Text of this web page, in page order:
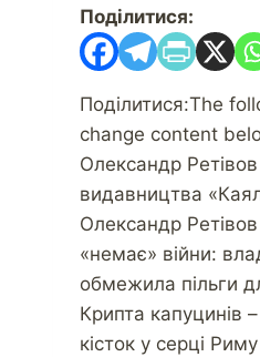
Поділитися:
Поділитися:The
change content
Олександр
видавництва
Олександр
«немає» війни:
обмежила пільги
Крипта капуцинів
кісток у серці